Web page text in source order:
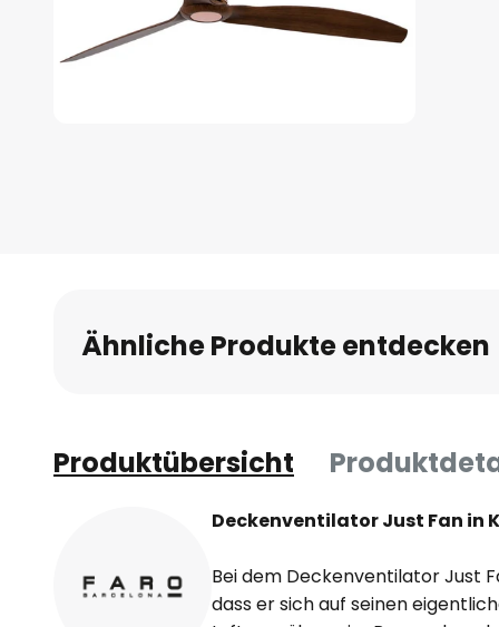
Ähnliche Produkte entdecken
Produktübersicht
Deckenventilator Just Fan in
Bei dem Deckenventilator Just
dass er sich auf seinen